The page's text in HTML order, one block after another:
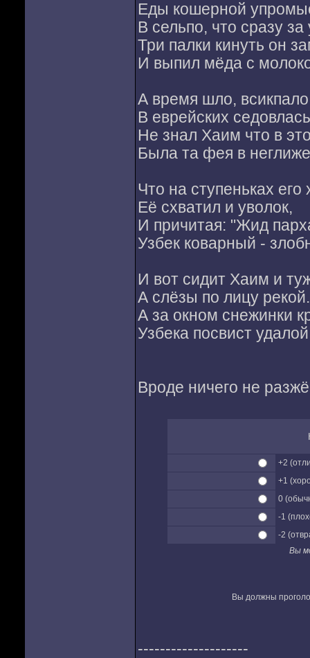
Еды кошерной
В сельпо, что сразу за
Три палки кинуть он
И выпил мёда с
А время шло,
В еврейских
Не знал Хаим что в
Была та фея в
Что на ступеньках его
Её схватил и уволок,
И причитая: "Жид
Узбек коварный -
И вот сидит Хаим и
А слёзы по лицу рекой.
А за окном снежинки
Узбека посвист
Вроде ничего не
+2
+1
0
-1
-2
Вы
Вы должны
--------------------